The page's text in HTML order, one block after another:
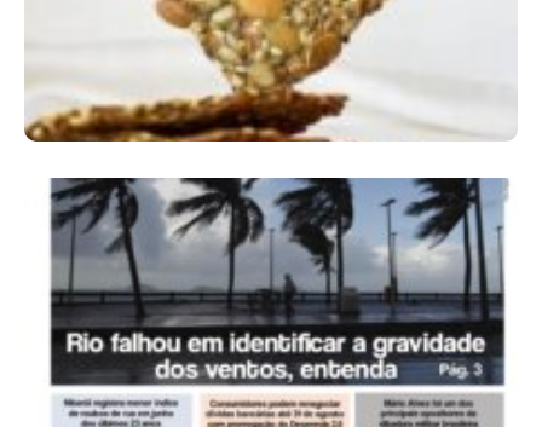
Ano X – Número 366 01 A 07 De Agosto De
2026